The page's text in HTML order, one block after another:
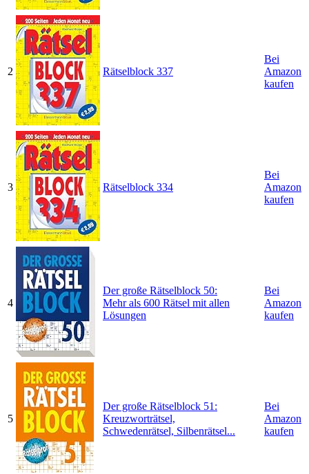
2 Rätselblock 337
Bei
Amazon
kaufen
3 Rätselblock 334
Bei
Amazon
kaufen
4
Der große Rätselblock 50:
Mehr als 600 Rätsel mit allen
Lösungen
Bei
Amazon
kaufen
5
Der große Rätselblock 51:
Kreuzworträtsel,
Schwedenrätsel, Silbenrätsel...
Bei
Amazon
kaufen